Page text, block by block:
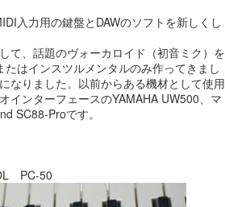
入力用の鍵盤とDAWのソフトを新しくし
て、話題のヴォーカロイド（初音ミク）を
はインスツルメンタルのみ作ってきまし
なりました。以前からある機材として使用
インターフェースのYAMAHA UW500、マ
SC88-Proです。
PC-50